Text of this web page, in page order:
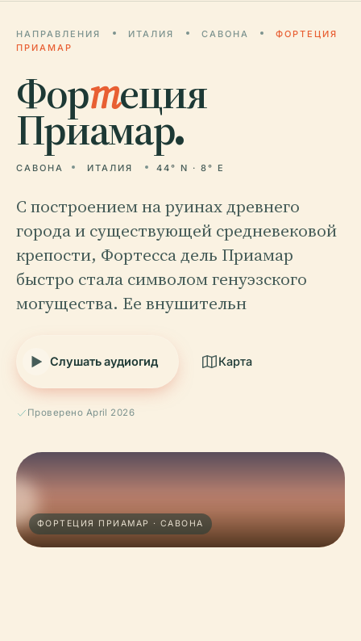
НАПРАВЛЕНИЯ ИТАЛИЯ САВОНА
ФОРТЕЦИЯ
ПРИАМАР
Фортеция
Приамар.
САВОНА ИТАЛИЯ 44° N · 8° E
С построением на руинах древнего
города и существующей средневековой
крепости, Фортесса дель Приамар
быстро стала символом генуэзского
могущества. Ее внушительн
Слушать аудиогид Карта
Проверено April 2026
ФОРТЕЦИЯ ПРИАМАР · САВОНА